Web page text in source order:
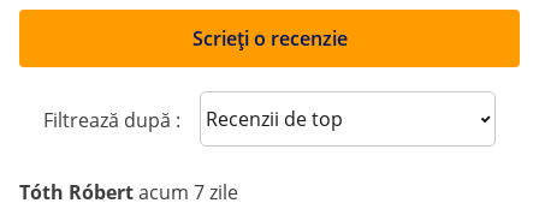
Scrieți o recenzie
Filtrează după : Sort reviews
Tóth Róbertacum 7 zile